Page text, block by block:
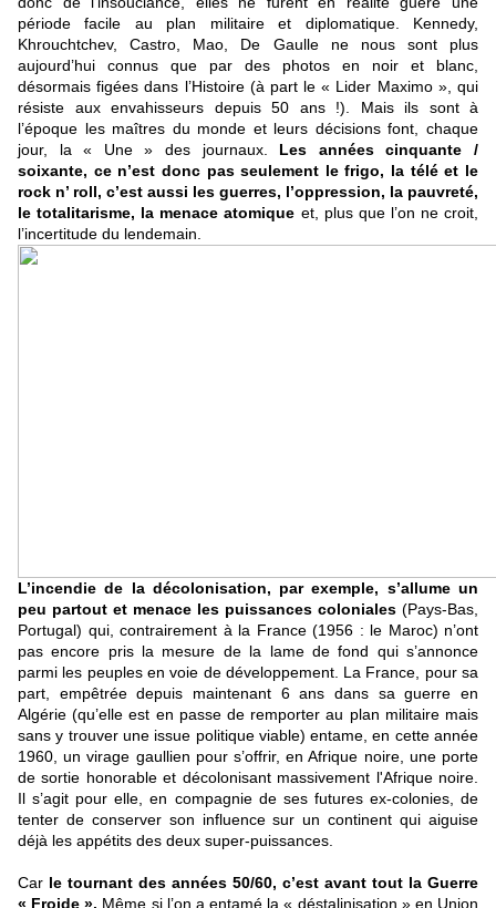
période facile au plan militaire et diplomatique. Kennedy,
Khrouchtchev, Castro, Mao, De Gaulle ne nous sont plus
aujourd’hui connus que par des photos en noir et blanc,
désormais figées dans l’Histoire (à part le « Lider Maximo », qui
résiste aux envahisseurs depuis 50 ans !). Mais ils sont à
l’époque les maîtres du monde et leurs décisions font, chaque
jour, la « Une » des journaux. Les années cinquante /
soixante, ce n’est donc pas seulement le frigo, la télé et le
rock n’ roll, c’est aussi les guerres, l’oppression, la pauvreté,
le totalitarisme, la menace atomique et, plus que l’on ne croit,
l’incertitude du lendemain.
L’incendie de la décolonisation, par exemple, s’allume un
peu partout et menace les puissances coloniales (Pays-Bas,
Portugal) qui, contrairement à la France (1956 : le Maroc) n’ont
pas encore pris la mesure de la lame de fond qui s’annonce
parmi les peuples en voie de développement. La France, pour sa
part, empêtrée depuis maintenant 6 ans dans sa guerre en
Algérie (qu’elle est en passe de remporter au plan militaire mais
sans y trouver une issue politique viable) entame, en cette année
1960, un virage gaullien pour s’offrir, en Afrique noire, une porte
de sortie honorable et décolonisant massivement l'Afrique noire.
Il s’agit pour elle, en compagnie de ses futures ex-colonies, de
tenter de conserver son influence sur un continent qui aiguise
déjà les appétits des deux super-puissances.
Car le tournant des années 50/60, c’est avant tout la Guerre
« Froide ». Même si l’on a entamé la « déstalinisation » en Union